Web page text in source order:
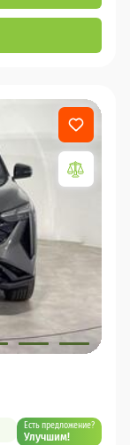
Есть предложение?
Улучшим!